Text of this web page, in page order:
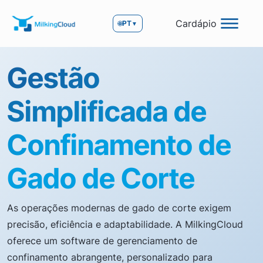
🌐PT▼ Cardápio
Gestão
Simplificada de
Confinamento de
Gado de Corte
As operações modernas de gado de corte exigem
precisão, eficiência e adaptabilidade. A MilkingCloud
oferece um software de gerenciamento de
confinamento abrangente, personalizado para